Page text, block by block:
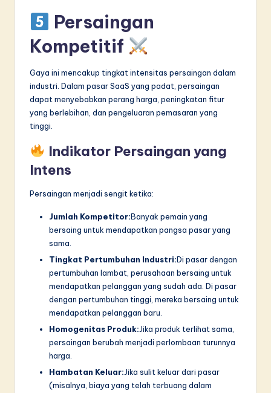
Persaingan
Kompetitif
Gaya ini mencakup tingkat intensitas persaingan dalam
industri. Dalam pasar SaaS yang padat, persaingan
dapat menyebabkan perang harga, peningkatan fitur
yang berlebihan, dan pengeluaran pemasaran yang
tinggi.
Indikator Persaingan yang
Intens
Persaingan menjadi sengit ketika:
Jumlah Kompetitor:Banyak pemain yang
bersaing untuk mendapatkan pangsa pasar yang
sama.
Tingkat Pertumbuhan Industri:Di pasar dengan
pertumbuhan lambat, perusahaan bersaing untuk
mendapatkan pelanggan yang sudah ada. Di pasar
dengan pertumbuhan tinggi, mereka bersaing untuk
mendapatkan pelanggan baru.
Homogenitas Produk:Jika produk terlihat sama,
persaingan berubah menjadi perlombaan turunnya
harga.
Hambatan Keluar:Jika sulit keluar dari pasar
(misalnya, biaya yang telah terbuang dalam